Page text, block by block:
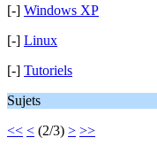
[-] Windows XP
[-] Linux
[-] Tutoriels
Sujets
<< < (2/3) > >>